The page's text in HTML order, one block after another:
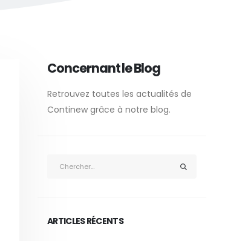
Concernant le Blog
Retrouvez toutes les actualités de
Continew grâce à notre blog.
ARTICLES RÉCENTS